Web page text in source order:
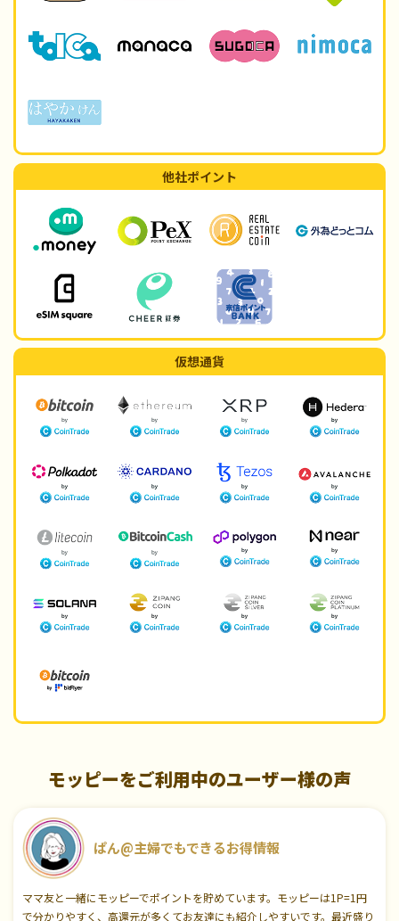
他社ポイント
仮想通貨
モッピーをご利用中のユーザー様の声
ぱん@主婦でもできるお得情報
ママ友と一緒にモッピーでポイントを貯めています。モッピーは1P=1円
で分かりやすく、高還元が多くてお友達にも紹介しやすいです。最近盛り